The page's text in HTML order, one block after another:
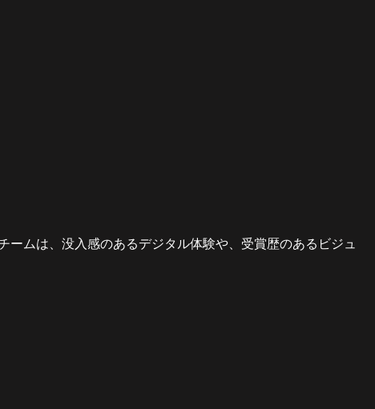
ムは、没入感のあるデジタル体験や、受賞歴のあるビジュ